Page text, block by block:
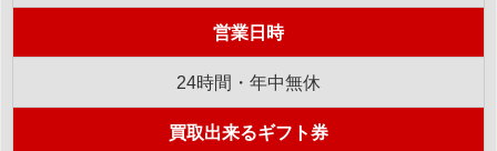
営業日時
24時間・年中無休
買取出来るギフト券